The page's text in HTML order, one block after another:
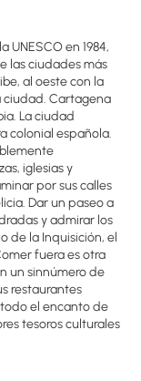
en 1984,
las ciudades más
al oeste con la
ciudad. Cartagena
La ciudad
colonial española.
iglesias y
por sus calles
Dar un paseo a
y admirar los
de la Inquisición, el
fuera es otra
un sinnúmero de
restaurantes
el encanto de
tesoros culturales